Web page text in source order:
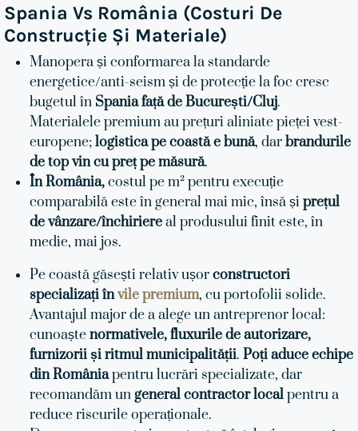
Spania Vs România (costuri De
Construcție Și Materiale)
Manopera și conformarea la standarde
energetice/anti-seism și de protecție la foc cresc
bugetul în Spania față de București/Cluj.
Materialele premium au prețuri aliniate pieței vest-
europene;logistica pe coastă e bună, darbrandurile
de top vin cu preț pe măsură.
În România,costul pe m² pentru execuție
comparabilă este în general mai mic, însă șiprețul
de vânzare/închiriereal produsului finit este, în
medie, mai jos.
Pe coastă găsești relativ ușorconstructori
specializați învile premium, cu portofolii solide.
Avantajul major de a alege un antreprenor local:
cunoaștenormativele, fluxurile de autorizare,
furnizorii și ritmul municipalității. Poți aduce echipe
din Româniapentru lucrări specializate, dar
recomandăm un general contractor localpentru a
reduce riscurile operaționale.